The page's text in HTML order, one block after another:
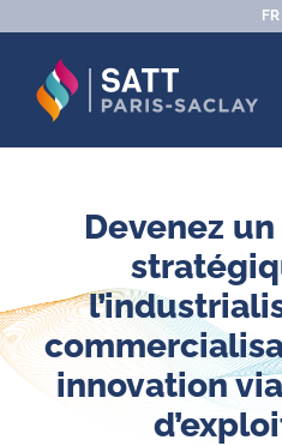
au
contenu
FR
Devenez
innovation